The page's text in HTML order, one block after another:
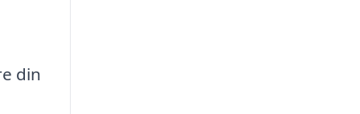
din